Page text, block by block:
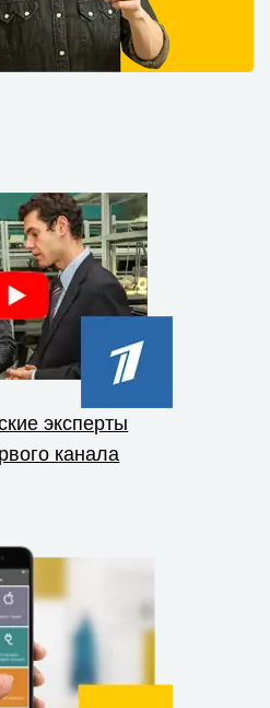
эксперты
канала